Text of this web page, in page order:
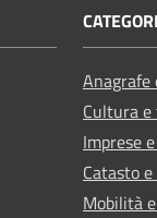
Cultura
Imprese
Catasto
Mobilità